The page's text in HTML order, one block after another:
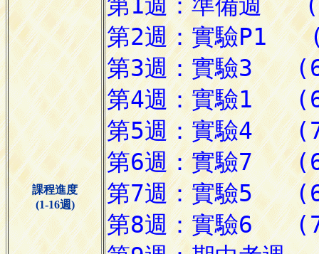
課程進度
(1-16週)